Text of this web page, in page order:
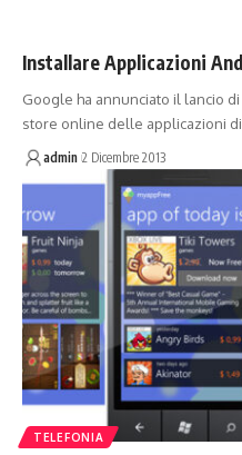
Installare Applicazioni
Google ha annunciato il lancio
store online delle applicazioni
admin 2 Dicembre 2013
TELEFONIA